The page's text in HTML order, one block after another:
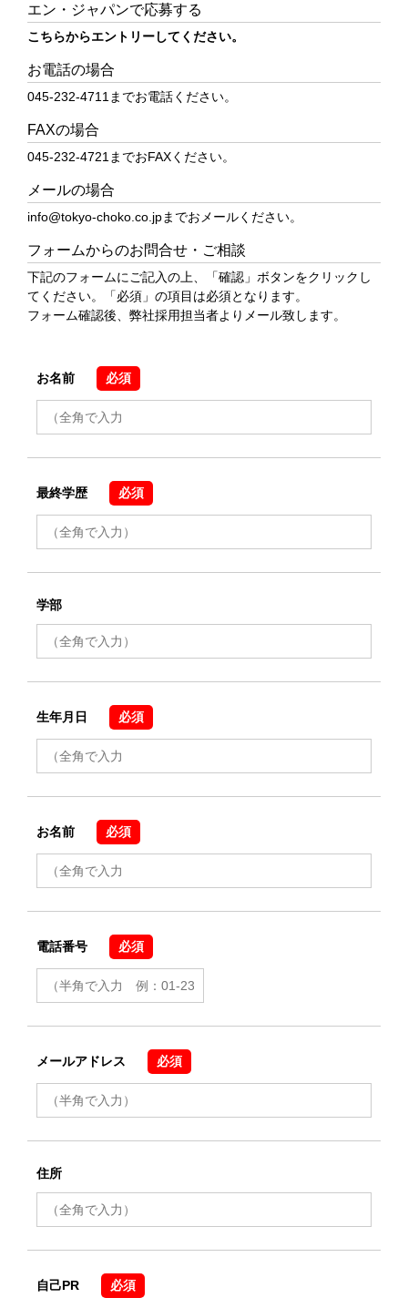
エン・ジャパンで応募する
こちらからエントリーしてください。
お電話の場合
045-232-4711までお電話ください。
FAXの場合
045-232-4721までおFAXください。
メールの場合
info@tokyo-choko.co.jpまでおメールください。
フォームからのお問合せ・ご相談
下記のフォームにご記入の上、「確認」ボタンをクリックし
てください。「必須」の項目は必須となります。
フォーム確認後、弊社採用担当者よりメール致します。
お名前 必須
最終学歴 必須
学部
生年月日 必須
お名前 必須
電話番号 必須
メールアドレス 必須
住所
自己PR 必須